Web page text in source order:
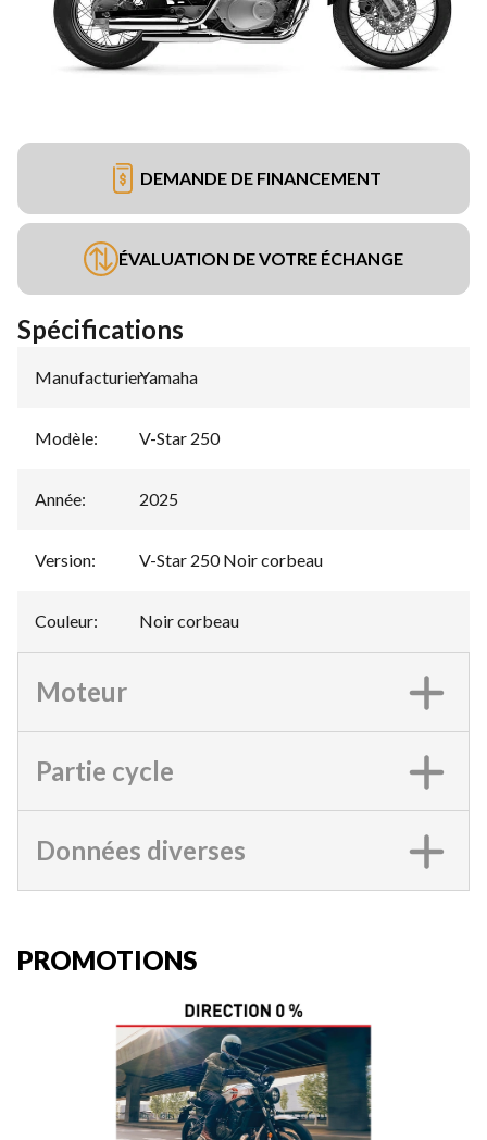
DEMANDE DE FINANCEMENT
ÉVALUATION DE VOTRE ÉCHANGE
Spécifications
Manufacturier:
Yamaha
Modèle: V-Star 250
Année: 2025
Version: V-Star 250 Noir corbeau
Couleur: Noir corbeau
Moteur
Partie cycle
Données diverses
PROMOTIONS